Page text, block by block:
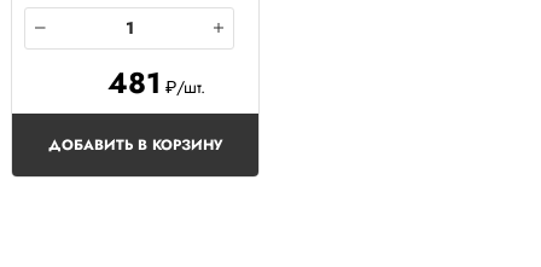
481 ₽/шт.
ДОБАВИТЬ В КОРЗИНУ